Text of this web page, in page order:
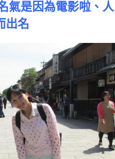
氣是因為電影啦、人
出名